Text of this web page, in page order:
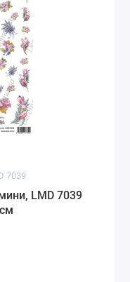
7039
LMD 7039